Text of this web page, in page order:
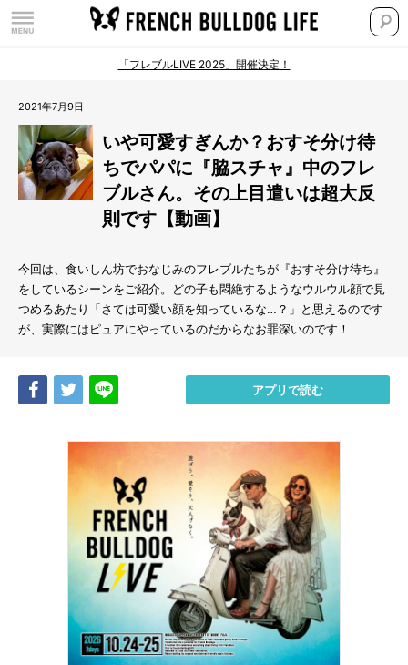
「フレブルLIVE 2025」開催決定！
2021年7月9日
いや可愛すぎんか？おすそ分け待
ちでパパに『脇スチャ』中のフレ
ブルさん。その上目遣いは超大反
則です【動画】
今回は、食いしん坊でおなじみのフレブルたちが『おすそ分け待ち』
をしているシーンをご紹介。どの子も悶絶するようなウルウル顔で見
つめるあたり「さては可愛い顔を知っているな…？」と思えるのです
が、実際にはピュアにやっているのだからなお罪深いのです！
Share Tweet アプリで読む